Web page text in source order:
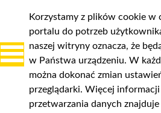
Korzystamy z plików cookie w
portalu do potrzeb
naszej witryny oznacza, że
w Państwa urządzeniu. W
można dokonać zmian
przeglądarki. Więcej
przetwarzania danych